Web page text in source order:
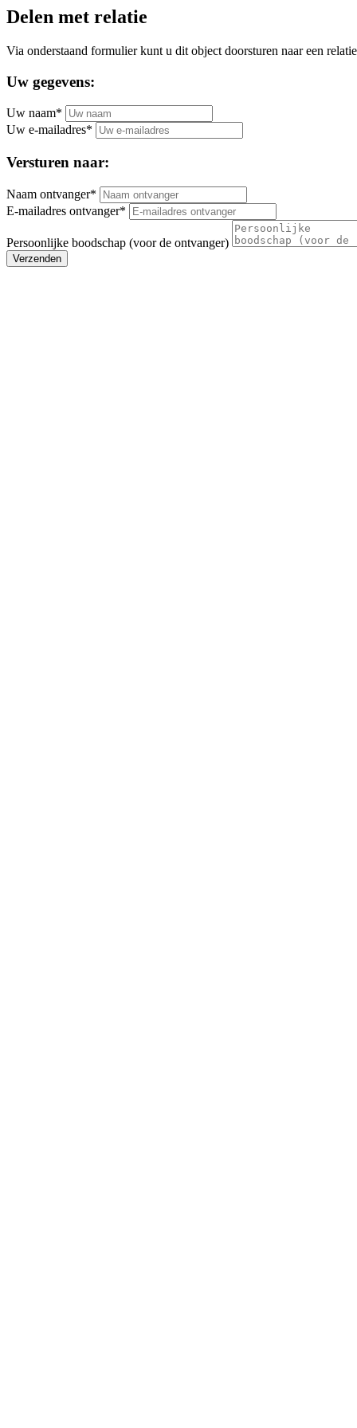
Delen met relatie
Via onderstaand formulier kunt u dit object doorsturen naar een
Uw gegevens:
Uw naam*
Uw e-mailadres*
Versturen naar:
Naam ontvanger*
E-mailadres ontvanger*
Persoonlijke boodschap (voor de ontvanger)
Verzenden